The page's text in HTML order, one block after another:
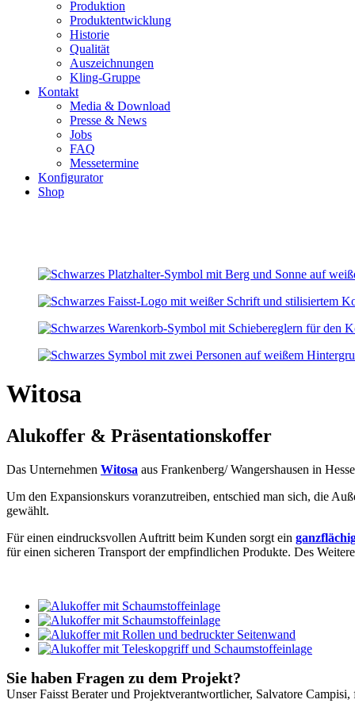
Produktion
Produktentwicklung
Historie
Qualität
Auszeichnungen
Kling-Gruppe
Kontakt
Media & Download
Presse & News
Jobs
FAQ
Messetermine
Konfigurator
Shop
Witosa
Alukoffer & Präsentationskoffer
Das Unternehmen Witosa aus Frankenberg/ Wangershausen in
Um den Expansionskurs voranzutreiben, entschied man sich, die
gewählt.
Für einen eindrucksvollen Auftritt beim Kunden sorgt ein
für einen sicheren Transport der empfindlichen Produkte. Des
Sie haben Fragen zu dem Projekt?
Unser Faisst Berater und Projektverantwortlicher, Salvatore